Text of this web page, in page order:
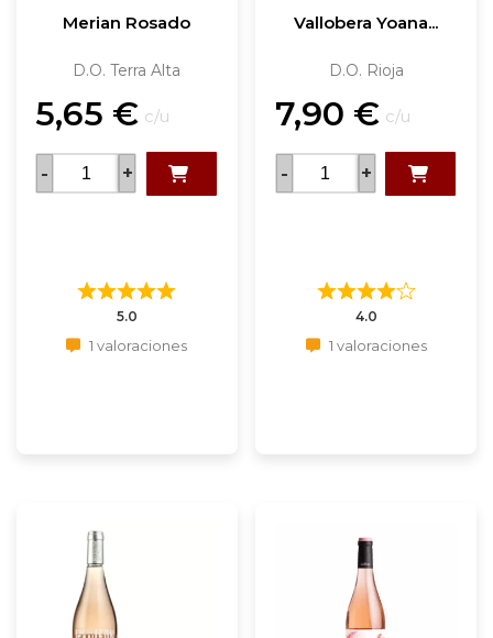
Merian Rosado
D.O. Terra Alta
5,65 € c/u
- +
5.0
1 valoraciones
Vallobera Yoana...
D.O. Rioja
7,90 € c/u
- +
4.0
1 valoraciones